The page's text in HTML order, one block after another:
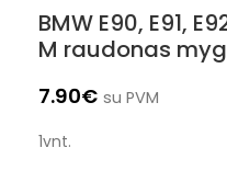
BMW E90, E91,
M raudonas
7.90€ su PVM
1vnt.